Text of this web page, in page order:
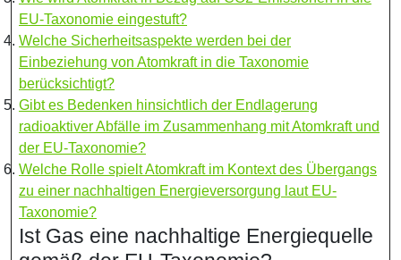
EU-Taxonomie eingestuft?
Welche Sicherheitsaspekte werden bei der
Einbeziehung von Atomkraft in die Taxonomie
berücksichtigt?
Gibt es Bedenken hinsichtlich der Endlagerung
radioaktiver Abfälle im Zusammenhang mit Atomkraft und
der EU-Taxonomie?
Welche Rolle spielt Atomkraft im Kontext des Übergangs
zu einer nachhaltigen Energieversorgung laut EU-
Taxonomie?
Ist Gas eine nachhaltige Energiequelle